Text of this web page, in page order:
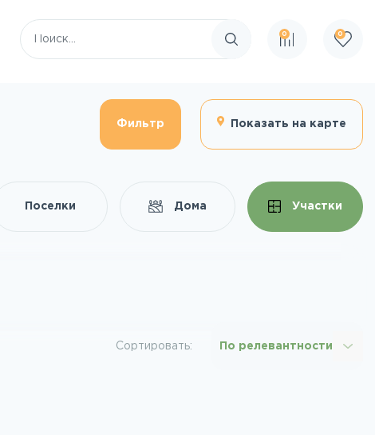
Поиск по сайту
0 0
Фильтр Показать на карте
Поселки Дома Участки
Сортировать: По релевантности